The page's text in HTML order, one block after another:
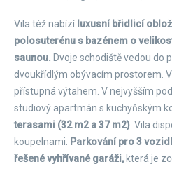
Vila též nabízíluxusní břidlicí
polosuterénu s bazénem o
saunou. Dvoje schodiště vedou do
dvoukřídlým obývacím prostorem.
přístupná výtahem. V nejvyšším
studiový apartmán s kuchyňským
terasami (32 m2 a 37 m2) . Vila
koupelnami.
Parkování pro 3
řešené vyhřívané garáži,která je